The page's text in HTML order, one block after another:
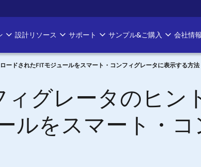
設計リソース サポート サンプル&ご購入 会社情報
ードされたFITモジュールをスマート・コンフィグレータに表示する方法
グレータのヒン
ルをスマート・